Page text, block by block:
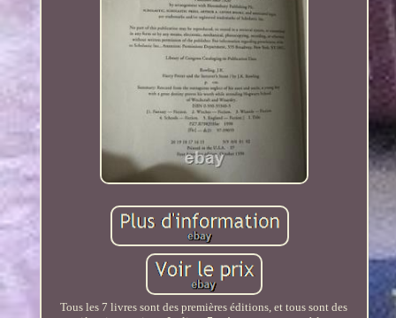
Tous les 7 livres sont des premières éditions, et tous sont des